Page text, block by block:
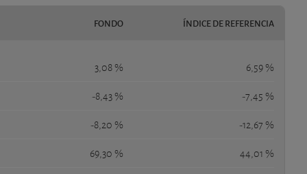
FONDO ÍNDICE DE REFERENCIA
3,08 % 6,59 %
-8,43 % -7,45 %
-8,20 % -12,67 %
69,30 % 44,01 %